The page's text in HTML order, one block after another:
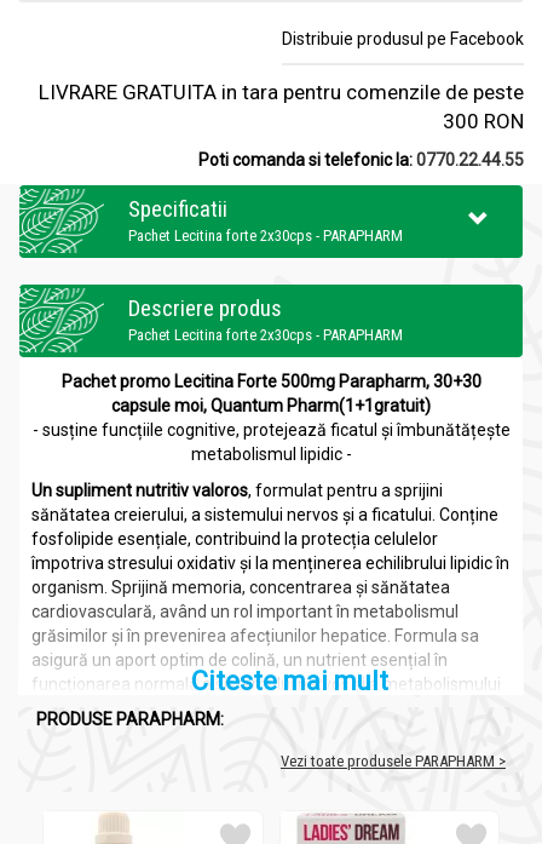
Distribuie produsul pe Facebook
LIVRARE GRATUITA in tara pentru comenzile de peste
300 RON
Poti comanda si telefonic la:0770.22.44.55
Specificatii
Pachet Lecitina forte 2x30cps - PARAPHARM
Descriere produs
Pachet Lecitina forte 2x30cps - PARAPHARM
Pachet promo Lecitina Forte 500mg Parapharm, 30+30
capsule moi, Quantum Pharm(1+1gratuit)
- susține funcțiile cognitive, protejează ficatul și îmbunătățește
metabolismul lipidic -
Un supliment nutritiv valoros, formulat pentru a sprijini
sănătatea creierului, a sistemului nervos și a ficatului. Conține
fosfolipide esențiale, contribuind la protecția celulelor
împotriva stresului oxidativ și la menținerea echilibrului lipidic în
organism. Sprijină memoria, concentrarea și sănătatea
cardiovasculară, având un rol important în metabolismul
grăsimilor și în prevenirea afecțiunilor hepatice. Formula sa
asigură un aport optim de colină, un nutrient esențial în
funcționarea normală a sistemului nervos și a metabolismului
celular.
structura membranelor celulare și în procesele metabolice.
Citeste mai mult
PRODUSE PARAPHARM:
Vezi toate produsele PARAPHARM >